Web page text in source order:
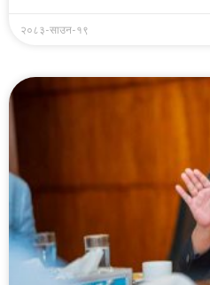
२०८३-साउन-१९